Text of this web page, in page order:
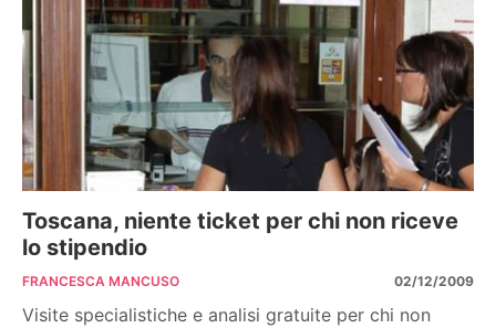
Toscana, niente ticket per chi non riceve
lo stipendio
FRANCESCA MANCUSO 02/12/2009
Visite specialistiche e analisi gratuite per chi non